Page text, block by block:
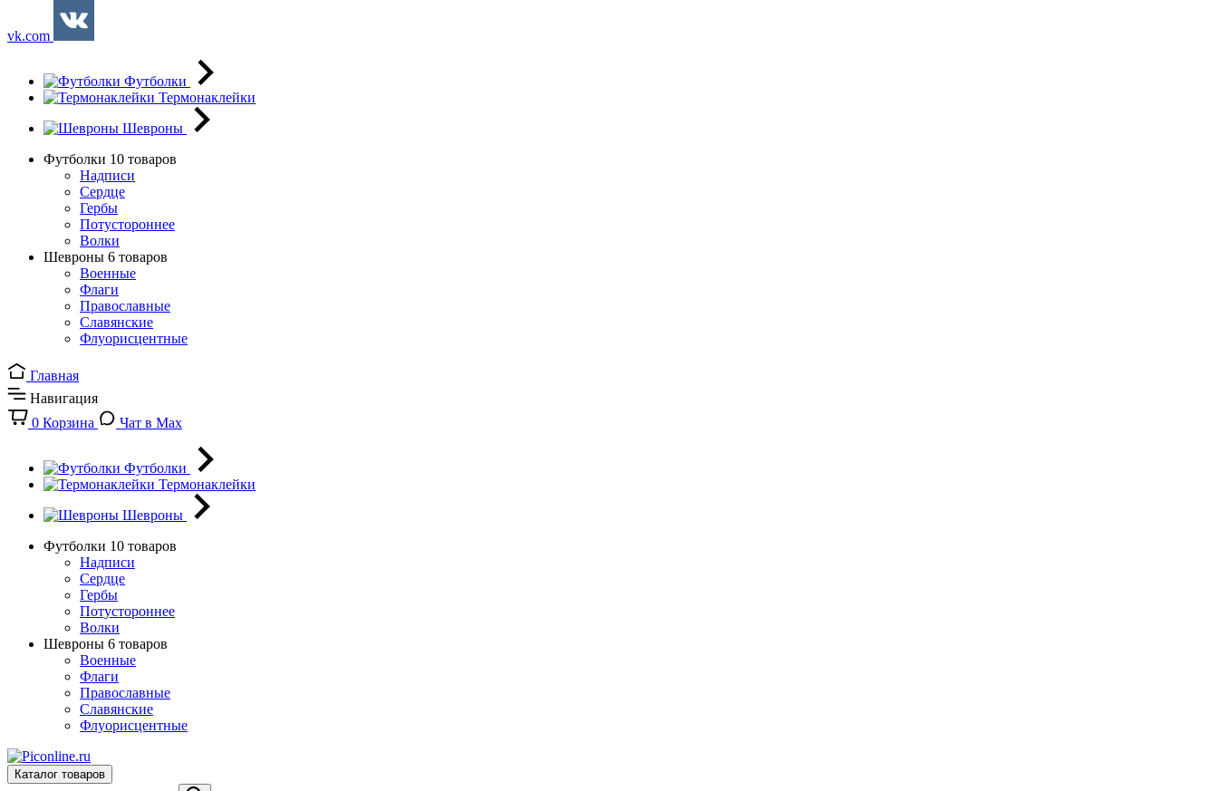
vk.com
Футболки
Термонаклейки
Шевроны
Футболки 10 товаров
Надписи
Сердце
Гербы
Потустороннее
Волки
Шевроны 6 товаров
Военные
Флаги
Православные
Славянские
Флуорисцентные
Главная
Навигация
0 Корзина Чат в Max
Футболки
Термонаклейки
Шевроны
Футболки 10 товаров
Надписи
Сердце
Гербы
Потустороннее
Волки
Шевроны 6 товаров
Военные
Флаги
Православные
Славянские
Флуорисцентные
Каталог товаров